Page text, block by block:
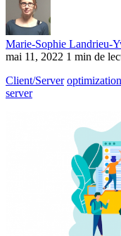
Marie-Sophie Landrieu-
mai 11, 2022 1 min de
Client/Server optimization
server